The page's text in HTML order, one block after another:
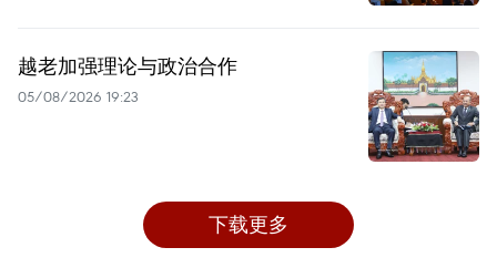
越老加强理论与政治合作
05/08/2026 19:23
下载更多